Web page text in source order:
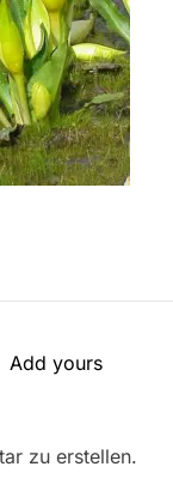
Add yours
zu erstellen.